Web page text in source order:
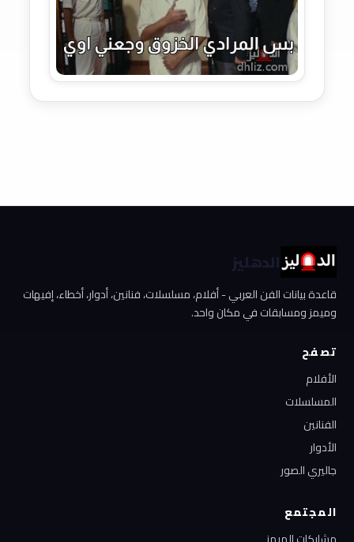
الدهليز
قاعدة بيانات الفن العربي - أفلام، مسلسلات، فنانين، أدوار، أخطاء، إفيهات
وميمز ومسابقات في مكان واحد.
تصفح
الأفلام
المسلسلات
الفنانين
الأدوار
جاليري الصور
المجتمع